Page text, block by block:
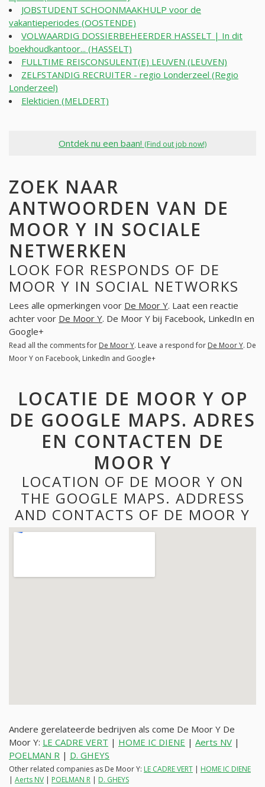
JOBSTUDENT SCHOONMAAKHULP voor de
vakantieperiodes (OOSTENDE)
VOLWAARDIG DOSSIERBEHEERDER HASSELT | In dit
boekhoudkantoor... (HASSELT)
FULLTIME REISCONSULENT(E) LEUVEN (LEUVEN)
ZELFSTANDIG RECRUITER - regio Londerzeel (Regio
Londerzeel)
Elekticien (MELDERT)
Ontdek nu een baan! (Find out job now!)
ZOEK NAAR
ANTWOORDEN VAN DE
MOOR Y IN SOCIALE
NETWERKEN
LOOK FOR RESPONDS OF DE
MOOR Y IN SOCIAL NETWORKS
Lees alle opmerkingen voor De Moor Y. Laat een reactie
achter voor De Moor Y. De Moor Y bij Facebook, LinkedIn en
Google+
Read all the comments for De Moor Y. Leave a respond for De Moor Y. De
Moor Y on Facebook, LinkedIn and Google+
LOCATIE DE MOOR Y OP
DE GOOGLE MAPS. ADRES
EN CONTACTEN DE
MOOR Y
LOCATION OF DE MOOR Y ON
THE GOOGLE MAPS. ADDRESS
AND CONTACTS OF DE MOOR Y
Andere gerelateerde bedrijven als come De Moor Y De
Moor Y: LE CADRE VERT | HOME IC DIENE | Aerts NV |
POELMAN R | D. GHEYS
Other related companies as De Moor Y: LE CADRE VERT | HOME IC DIENE
| Aerts NV | POELMAN R | D. GHEYS